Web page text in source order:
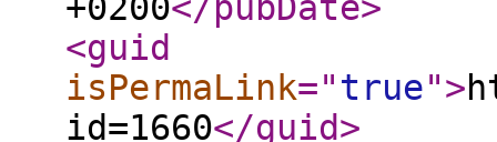
<guid
isPermaLink="true">
id=1660</guid>